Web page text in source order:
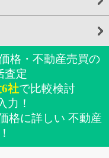
格・不動産売買の
査定
社で比較検討
力！
格に詳しい 不動産